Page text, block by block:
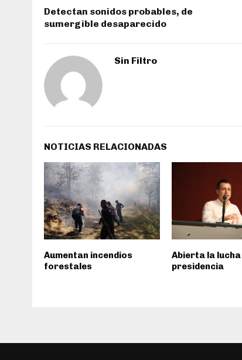
Detectan sonidos probables, de
sumergible desaparecido
Sin Filtro
NOTICIAS RELACIONADAS
Aumentan incendios
forestales
Abierta la
presidencia